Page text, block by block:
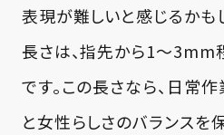
表現が難しいと感じるかも
長さは、指先から1～3mm
です。この長さなら、日常
と女性らしさのバランスを